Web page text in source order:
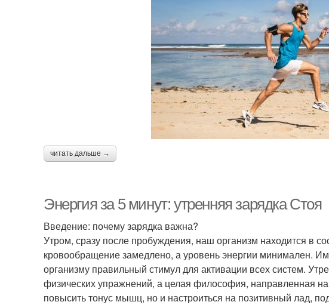
читать дальше →
Энергия за 5 минут: утренняя зарядка Стоя
Введение: почему зарядка важна?
Утром, сразу после пробуждения, наш организм находится в
кровообращение замедлено, а уровень энергии минимален.
организму правильный стимул для активации всех систем.
физических упражнений, а целая философия, направленная
повысить тонус мышц, но и настроиться на позитивный лад,